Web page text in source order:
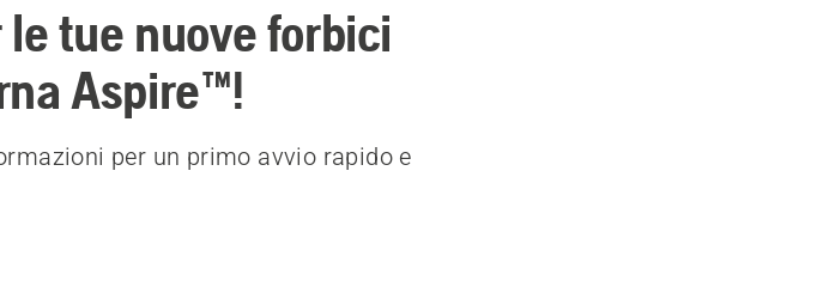
tue nuove forbici
Aspire™!
per un primo avvio rapido e